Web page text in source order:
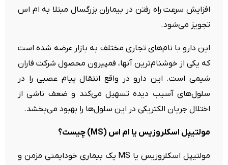
افزایش سرعت راه رفتن در بیماران بزرگسال مبتلا به ام اس
تجویز می‌شود.
این دارو با نام‌های تجاری مختلف به بازار عرضه شده است
که یکی از خوشنام‌ترین آنها، فمپیرون محصول شرکت فاران
شیمی است. این دارو در واقع انتقال پیام عصبی را در
سلول‌های آسیب دیده تسهیل می‌کند و ضعف ناشی از
اختلال جریان الکتریکی در این سلول‌ها را بهبود می‌بخشد.
مولتیپل اسکلروزیس یا ام اس (MS) چیست؟
مولتیپل اسکلروزیس یا MS یک بیماری خودایمنی مزمن و